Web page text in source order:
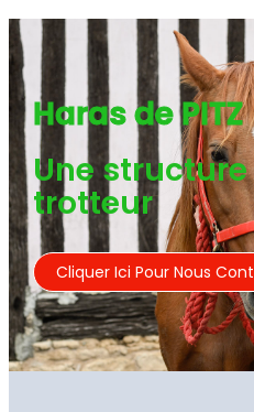
Haras de PITZ
Une
trotteur
Cliquer Ici Pour Nous